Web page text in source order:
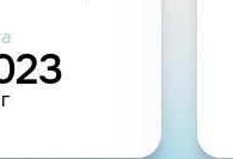
Юго-